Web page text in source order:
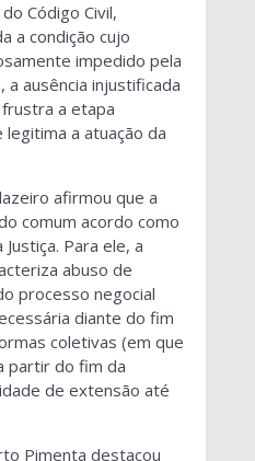
Código Civil,
a condição cujo
impedido pela
ausência injustificada
a etapa
a atuação da
afirmou que a
comum acordo como
Para ele, a
abuso de
processo negocial
diante do fim
coletivas (em que
partir do fim da
de extensão até
Pimenta destacou